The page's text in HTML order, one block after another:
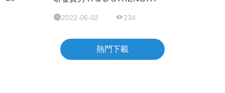
2022-06-02 234
熱門下載